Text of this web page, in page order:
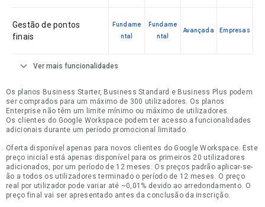
Gestão de pontos
finais
Fundame
ntal
Fundame
ntal
Avançada Empresas
expand_more Ver mais funcionalidades
Os planos Business Starter, Business Standard e Business Plus podem
ser comprados para um máximo de 300 utilizadores. Os planos
Enterprise não têm um limite mínimo ou máximo de utilizadores.
Os clientes do Google Workspace podem ter acesso a funcionalidades
adicionais durante um período promocional limitado.
Oferta disponível apenas para novos clientes do Google Workspace. Este
preço inicial está apenas disponível para os primeiros 20 utilizadores
adicionados, por um período de 12 meses. Os preços padrão aplicar-se-
ão a todos os utilizadores terminado o período de 12 meses. O preço
real por utilizador pode variar até ~0,01% devido ao arredondamento. O
preço final vai ser apresentado antes da conclusão da inscrição.